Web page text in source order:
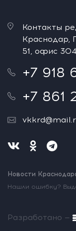
Контакты
Краснодар,
51, офис 304
+7 918
+7 861
Новости
Нашли ошибку?
Разработано —